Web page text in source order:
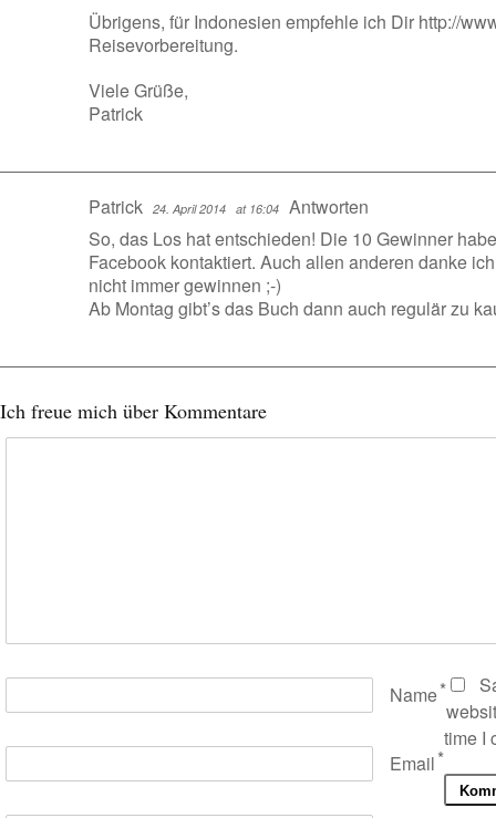
Übrigens, für Indonesien empfehle ich Dir http://
Reisevorbereitung.
Viele Grüße,
Patrick
Patrick 24. April 2014 at 16:04 Antworten
So, das Los hat entschieden! Die 10 Gewinner
Facebook kontaktiert. Auch allen anderen danke
nicht immer gewinnen ;-)
Ab Montag gibt’s das Buch dann auch regulär zu
Ich freue mich über Kommentare
Name*
Email*
time I